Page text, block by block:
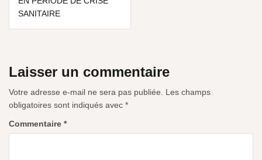
SANITAIRE
Laisser un commentaire
Votre adresse e-mail ne sera pas publiée.
Les champs
obligatoires sont indiqués avec *
Commentaire *